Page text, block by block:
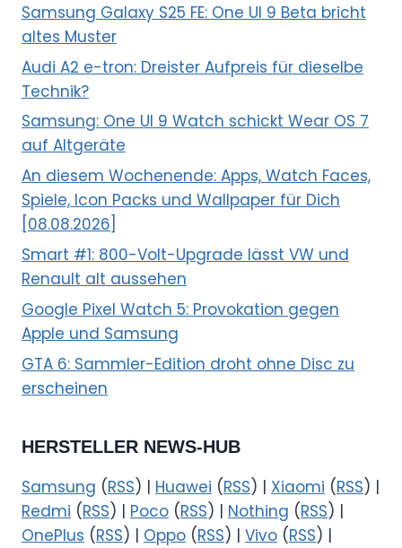
Samsung Galaxy S25 FE: One UI 9 Beta bricht
altes Muster
Audi A2 e-tron: Dreister Aufpreis für dieselbe
Technik?
Samsung: One UI 9 Watch schickt Wear OS 7
auf Altgeräte
An diesem Wochenende: Apps, Watch Faces,
Spiele, Icon Packs und Wallpaper für Dich
[08.08.2026]
Smart #1: 800-Volt-Upgrade lässt VW und
Renault alt aussehen
Google Pixel Watch 5: Provokation gegen
Apple und Samsung
GTA 6: Sammler-Edition droht ohne Disc zu
erscheinen
HERSTELLER NEWS-HUB
Samsung (RSS) | Huawei (RSS) | Xiaomi (RSS) |
Redmi (RSS) | Poco (RSS) | Nothing (RSS) |
OnePlus (RSS) | Oppo (RSS) | Vivo (RSS) |